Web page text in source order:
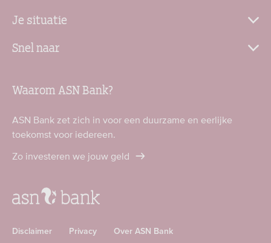
Je situatie
Snel naar
Waarom ASN Bank?
ASN Bank zet zich in voor een duurzame en eerlijke
toekomst voor iedereen.
Zo investeren we jouw geld
Disclaimer Privacy
Over ASN Bank